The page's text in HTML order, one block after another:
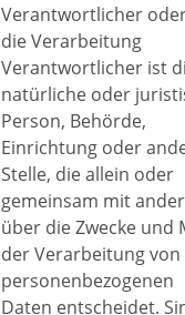
Verantwortlicher
die Verarbeitung
Verantwortlicher ist
natürliche oder
Person, Behörde,
Einrichtung oder
Stelle, die allein oder
gemeinsam mit
über die Zwecke und
der Verarbeitung von
personenbezogenen
Daten entscheidet.